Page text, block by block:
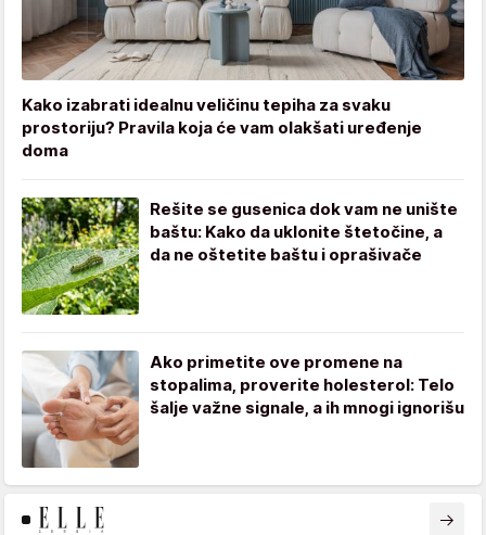
Kako izabrati idealnu veličinu tepiha za svaku
prostoriju? Pravila koja će vam olakšati uređenje
doma
Rešite se gusenica dok vam ne unište
baštu: Kako da uklonite štetočine, a
da ne oštetite baštu i oprašivače
Ako primetite ove promene na
stopalima, proverite holesterol: Telo
šalje važne signale, a ih mnogi ignorišu